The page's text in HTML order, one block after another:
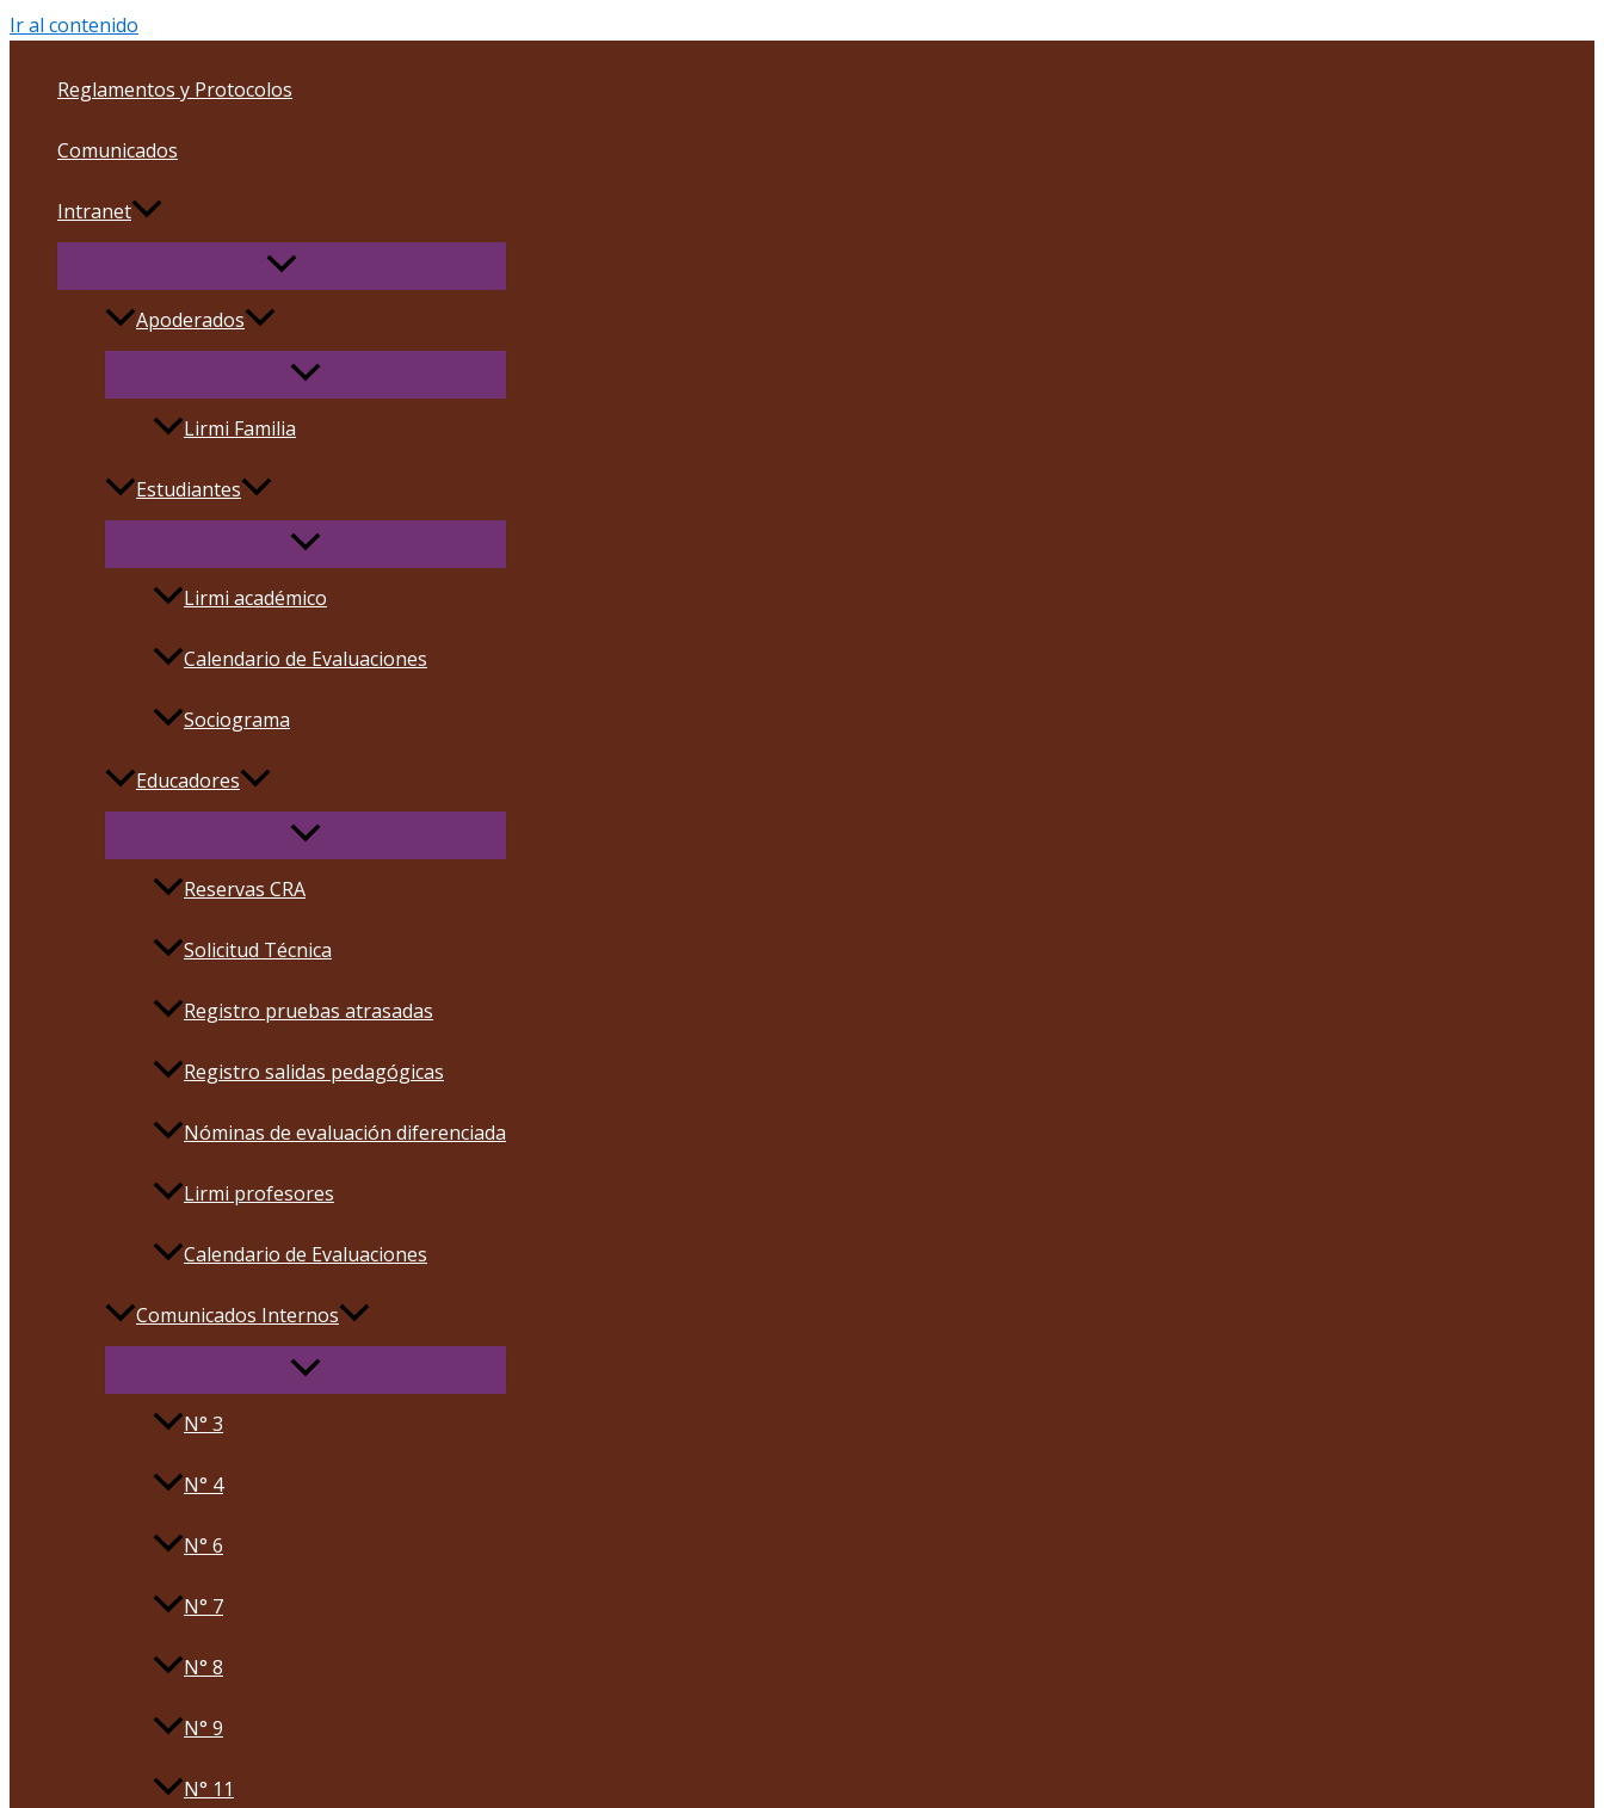
Ir al contenido
Reglamentos y Protocolos
Comunicados
Intranet
Apoderados
Lirmi Familia
Estudiantes
Lirmi académico
Calendario de Evaluaciones
Sociograma
Educadores
Reservas CRA
Solicitud Técnica
Registro pruebas atrasadas
Registro salidas pedagógicas
Nóminas de evaluación diferenciada
Lirmi profesores
Calendario de Evaluaciones
Comunicados Internos
N° 3
N° 4
N° 6
N° 7
N° 8
N° 9
N° 11